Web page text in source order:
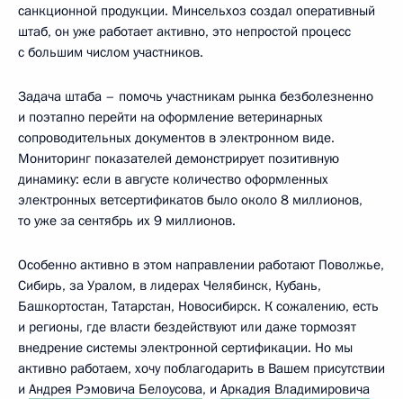
санкционной продукции. Минсельхоз создал оперативный
штаб, он уже работает активно, это непростой процесс
с большим числом участников.
Задача штаба – помочь участникам рынка безболезненно
и поэтапно перейти на оформление ветеринарных
сопроводительных документов в электронном виде.
Мониторинг показателей демонстрирует позитивную
динамику: если в августе количество оформленных
электронных ветсертификатов было около 8 миллионов,
то уже за сентябрь их 9 миллионов.
Особенно активно в этом направлении работают Поволжье,
Сибирь, за Уралом, в лидерах Челябинск, Кубань,
Башкортостан, Татарстан, Новосибирск. К сожалению, есть
и регионы, где власти бездействуют или даже тормозят
внедрение системы электронной сертификации. Но мы
активно работаем, хочу поблагодарить в Вашем присутствии
и Андрея Рэмовича Белоусова, и Аркадия Владимировича